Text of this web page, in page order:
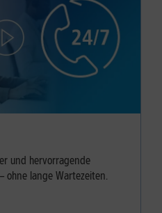
und hervorragende
ohne lange Wartezeiten.